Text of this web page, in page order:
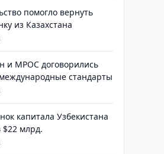
помогло вернуть
из Казахстана
и MPOC договорились
стандарты
капитала Узбекистана
млрд.